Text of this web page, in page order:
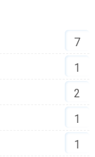
7
1
2
1
1